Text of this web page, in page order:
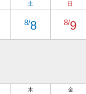
土
8/8
日
8/9
木 金